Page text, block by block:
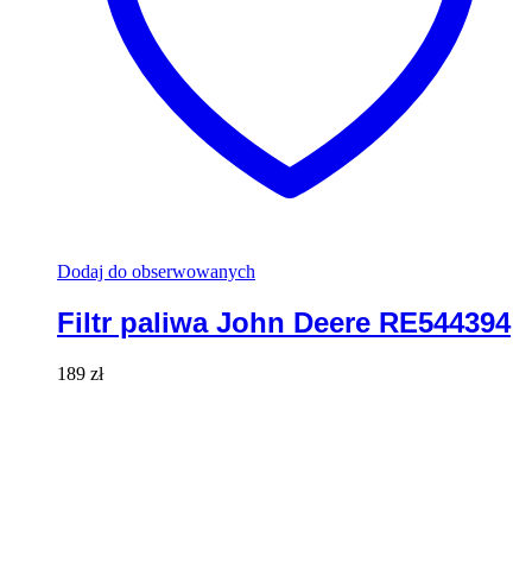
Dodaj do obserwowanych
Filtr paliwa John Deere RE544394
189 zł